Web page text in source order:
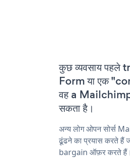
कुछ व्यवसाय
Form या एक
वह a Mailchimp
सकता है।
अन्य लोग ओपन सोर्स
ढूंढने का प्रयास करते
bargain ऑफ़र करते हैं।